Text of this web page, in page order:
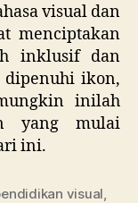
visual dan
menciptakan
inklusif dan
ikon,
inilah
yang mulai
ini.
visual,